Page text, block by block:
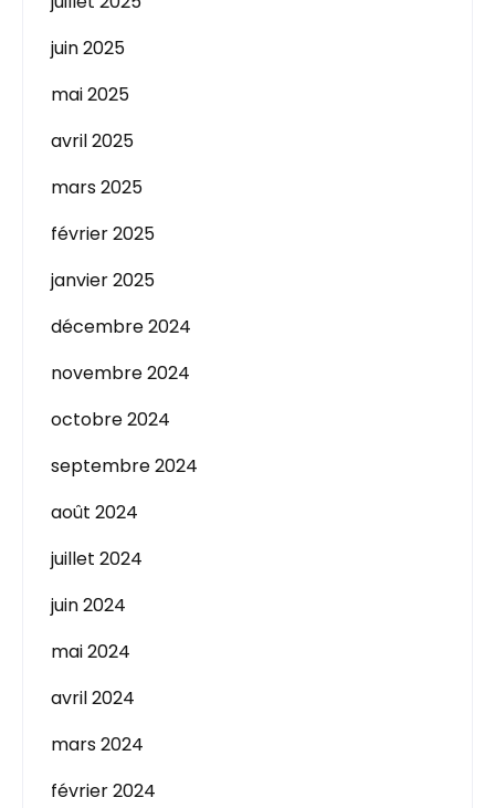
juin 2025
mai 2025
avril 2025
mars 2025
février 2025
janvier 2025
décembre 2024
novembre 2024
octobre 2024
septembre 2024
août 2024
juillet 2024
juin 2024
mai 2024
avril 2024
mars 2024
février 2024